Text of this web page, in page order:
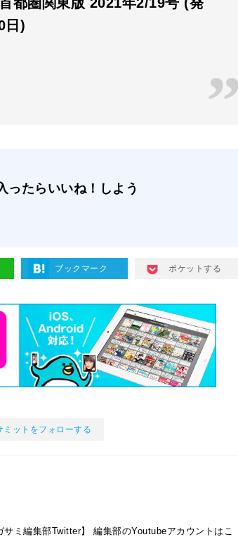
日)
ったらいいね！しよう
ブックマーク ポケットする
ミットをフォローする
サミ編集部Twitter】
編集部のYoutubeアカウントはこ